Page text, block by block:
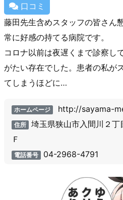
口コミ
藤田先生含めスタッフの皆さん
常に好感の持てる病院です。
コロナ以前は夜遅くまで診察し
がたい存在でした。患者の私が
てしまうほどに…
ホームページ http://sayama-
住所 埼玉県狭山市入間川２丁
Ｆ
電話番号 04-2968-4791